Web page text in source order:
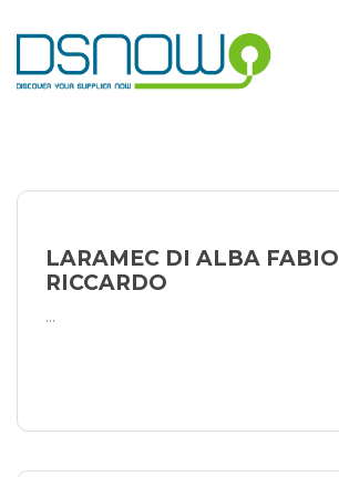
to
content
LARAMEC DI ALBA FABIO
RICCARDO
...